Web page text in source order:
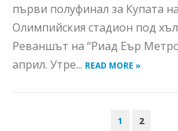
първи полуфинал за Купата
Олимпийския стадион под
Реваншът на “Риад Еър
април. Утре... READ MORE »
1 2